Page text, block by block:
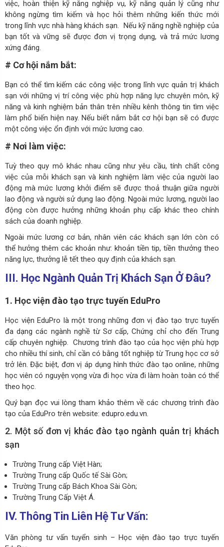
việc, hoàn thiện kỹ năng nghiệp vụ, kỹ năng quản lý cũng như
không ngừng tìm kiếm và học hỏi thêm những kiến thức mới
trong lĩnh vực nhà hàng khách sạn. Nếu kỹ năng nghề nghiệp của
bạn tốt và vững sẽ được đơn vị trọng dụng, và trả mức lương
xứng đáng.
# Cơ hội nắm bắt:
Bạn có thể tìm kiếm các công việc trong lĩnh vực quản trị khách
sạn với những vị trí công việc phù hợp năng lực chuyên môn, kỹ
năng và kinh nghiệm bản thân trên nhiều kênh thông tin tìm việc
làm phổ biến hiện nay. Nếu biết nắm bắt cơ hội bạn sẽ có được
một công việc ổn định với mức lương cao.
# Nơi làm việc:
Tuỳ theo quy mô khác nhau cũng như yêu cầu, tính chất công
việc của mỗi khách sạn và kinh nghiệm làm việc của người lao
động mà mức lương khởi điểm sẽ được thoả thuận giữa người
lao động và người sử dụng lao động. Ngoài mức lương, người lao
động còn được hưởng những khoản phụ cấp khác theo chính
sách của doanh nghiệp.
Ngoài mức lương cơ bản, nhân viên các khách sạn lớn còn có
thể hưởng thêm các khoản như: khoản tiền tip, tiền thưởng theo
năng lực, thưởng lễ tết theo quy định của khách sạn.
III. Học Ngành Quản Trị Khách Sạn Ở Đâu?
1. Học viện đào tạo trực tuyến EduPro
Học viện EduPro là một trong những đơn vị đào tạo trực tuyến
đa dạng các ngành nghề từ Sơ cấp, Chứng chỉ cho đến Trung
cấp chuyên nghiệp. Chương trình đào tạo của học viện phù hợp
cho nhiều thí sinh, chỉ cần có bằng tốt nghiệp từ Trung học cơ sở
trở lên. Đặc biệt, đơn vị áp dụng hình thức đào tạo online, những
học viên có nguyện vọng vừa đi học vừa đi làm hoàn toàn có thể
theo học.
Quý bạn đọc vui lòng tham khảo thêm về các chương trình đào
tạo của EduPro trên website: edupro.edu.vn
2. Một số đơn vị khác đào tạo ngành quản trị khách
sạn
Trường Trung cấp Việt Hàn;
Trường Trung cấp Quốc tế Sài Gòn;
Trường Trung cấp Bách Khoa Sài Gòn;
Trường Trung Cấp Việt Á.
IV. Thông Tin Liên Hệ Tư Vấn:
Văn phòng tư vấn tuyển sinh – Học viện đào tạo trực tuyến